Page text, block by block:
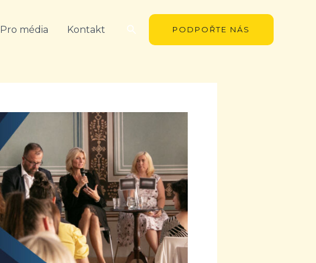
Pro média Kontakt Hledat PODPOŘTE NÁS